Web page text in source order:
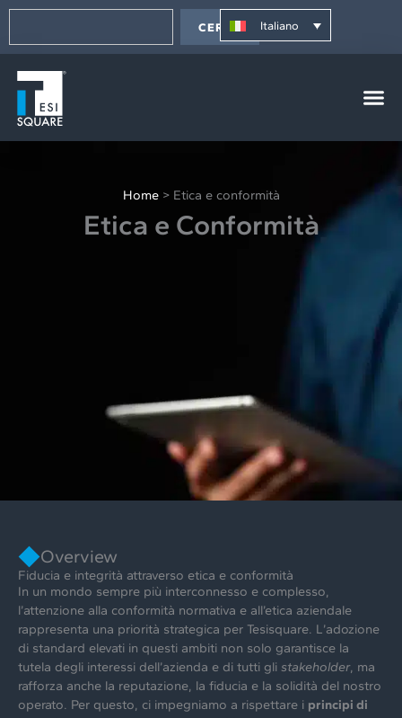
contenuto
Vai
contenuto
CERCA Italiano
Home> Etica e conformità
Etica e Conformità
Overview
Fiducia e integrità attraverso etica e conformità
In un mondo sempre più interconnesso e complesso,
l’attenzione alla conformità normativa e all’etica aziendale
rappresenta una priorità strategica per Tesisquare. L’adozione
di standard elevati in questi ambiti non solo garantisce la
tutela degli interessi dell’azienda e di tutti gli stakeholder, ma
rafforza anche la reputazione, la fiducia e la solidità del nostro
operato. Per questo, ci impegniamo a rispettare i principi di